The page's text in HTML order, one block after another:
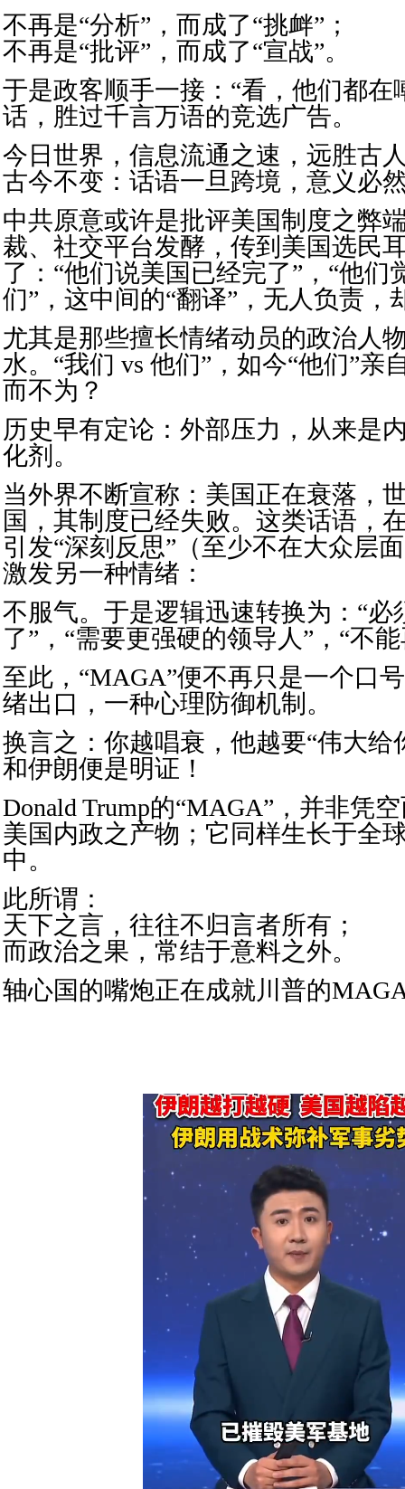
不再是“分析”，而成了“挑衅”；
不再是“批评”，而成了“宣战”。
于是政客顺手一接：“看，他们都在
话，胜过千言万语的竞选广告。
今日世界，信息流通之速，远胜古
古今不变：话语一旦跨境，意义必
中共原意或许是批评美国制度之弊
裁、社交平台发酵，传到美国选民
了：“他们说美国已经完了”，“他们
们”，这中间的“翻译”，无人负责，
尤其是那些擅长情绪动员的政治人
水。“我们 vs 他们”，如今“他们”亲
而不为？
历史早有定论：外部压力，从来是
化剂。
当外界不断宣称：美国正在衰落，
国，其制度已经失败。这类话语，
引发“深刻反思”（至少不在大众层
激发另一种情绪：
不服气。于是逻辑迅速转换为：“必
了”，“需要更强硬的领导人”，“不
至此，“MAGA”便不再只是一个口
绪出口，一种心理防御机制。
换言之：你越唱衰，他越要“伟大给
和伊朗便是明证！
Donald Trump的“MAGA”，并非凭
美国内政之产物；它同样生长于全
中。
此所谓：
天下之言，往往不归言者所有；
而政治之果，常结于意料之外。
轴心国的嘴炮正在成就川普的